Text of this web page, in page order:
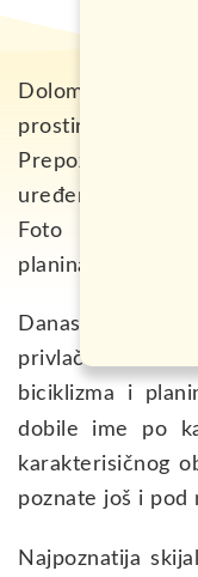
Dolomitski
prostire
Prepoznatljive
uređenim
Foto
planina koje su
Danas su pod
privlače veliki
biciklizma i
dobile ime po
karakterisičnog
poznate još i pod
Najpoznatija